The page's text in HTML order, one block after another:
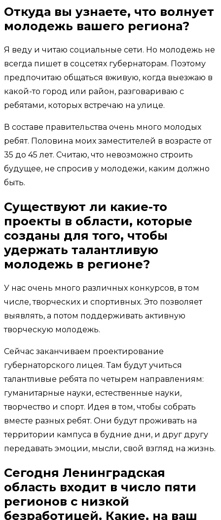
Откуда вы узнаете, что волнует
молодежь вашего региона?
Я веду и читаю социальные сети. Но молодежь не
всегда пишет в соцсетях губернаторам. Поэтому
предпочитаю общаться вживую, когда выезжаю в
какой-то город или район, разговариваю с
ребятами, которых встречаю на улице.
В составе правительства очень много молодых
ребят. Половина моих заместителей в возрасте от
35 до 45 лет. Считаю, что невозможно строить
будущее, не спросив у молодежи, каким должно
быть.
Существуют ли какие-то
проекты в области, которые
созданы для того, чтобы
удержать талантливую
молодежь в регионе?
У нас очень много различных конкурсов, в том
числе, творческих и спортивных. Это позволяет
выявлять, а потом поддерживать активную
творческую молодежь.
Сейчас заканчиваем проектирование
губернаторского лицея. Там будут учиться
талантливые ребята по четырем направлениям:
гуманитарные науки, естественные науки,
творчество и спорт. Идея в том, чтобы собрать
вместе разных ребят. Они будут проживать на
территории кампуса в будние дни, и друг другу
передавать эмоции, мысли, свой взгляд на жизнь.
Сегодня Ленинградская
область входит в число пяти
регионов с низкой
безработицей. Какие, на ваш